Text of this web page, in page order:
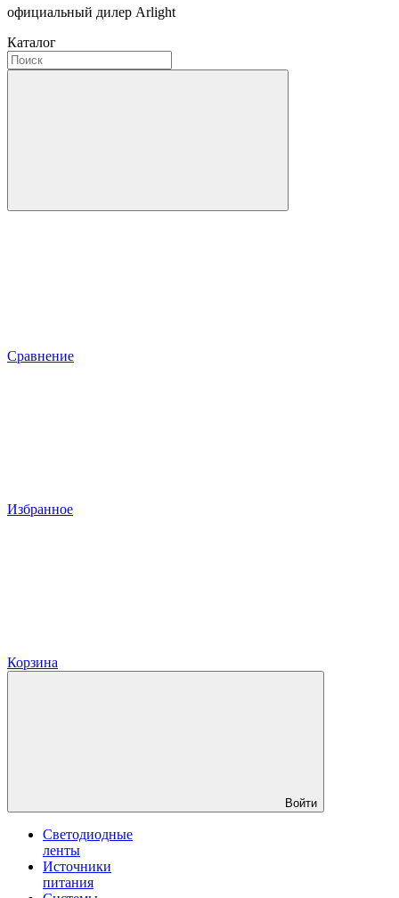
официальный дилер Arlight
Каталог
Сравнение
Избранное
Корзина
Войти
Светодиодные
ленты
Источники
питания